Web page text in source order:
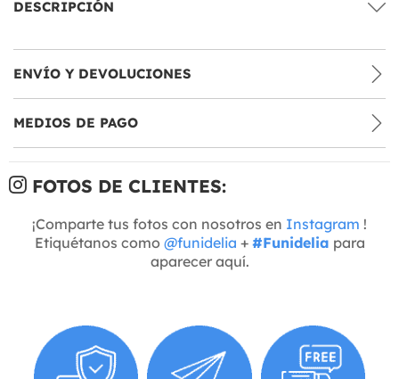
DESCRIPCIÓN
ENVÍO Y DEVOLUCIONES
MEDIOS DE PAGO
FOTOS DE CLIENTES:
¡Comparte tus fotos con nosotros en Instagram !
Etiquétanos como @funidelia + #Funidelia para
aparecer aquí.